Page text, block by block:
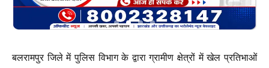
बलरामपुर जिले में पुलिस विभाग के द्वारा ग्रामीण क्षेत्रों में खेल प्रतिभाओं